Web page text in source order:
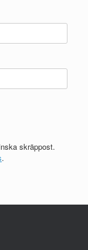
skräppost.
.